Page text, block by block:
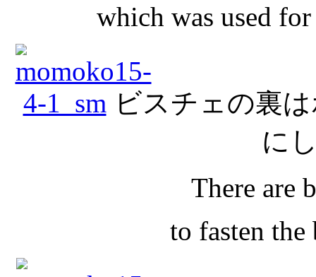
which was used
ビスチェの裏
に
There are
to fasten the